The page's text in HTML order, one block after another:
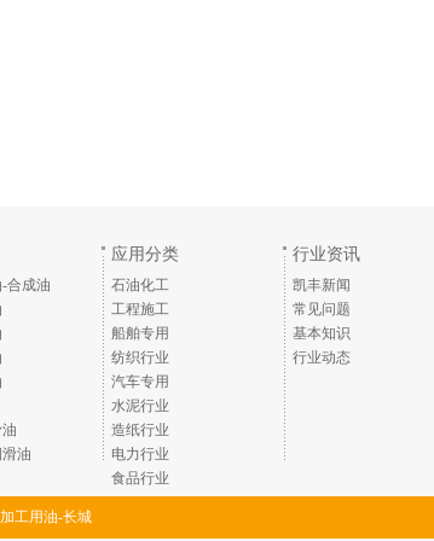
合成油
油
应用分类
石油化工
工程施工
船舶专用
纺织行业
汽车专用
水泥行业
造纸行业
电力行业
食品行业
行业资讯
凯丰新闻
常见问题
基本知识
行业动态
工用油-长城